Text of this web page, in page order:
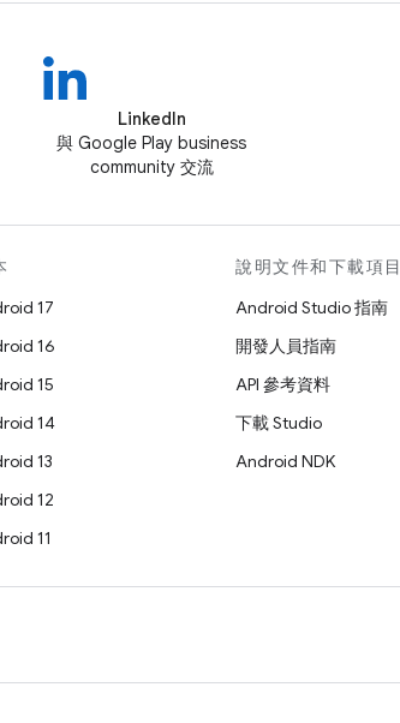
LinkedIn
與 Google Play business
community 交流
17
16
15
14
13
12
11
說明文件和下載項目
Android Studio 指南
開發人員指南
API 參考資料
下載 Studio
Android NDK